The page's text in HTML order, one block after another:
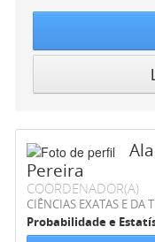
Pereira
COORDENADOR(A)
CIÊNCIAS EXATAS E DA
Probabilidade e